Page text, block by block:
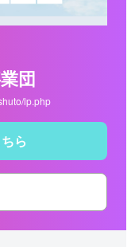
団
lp.php
ら